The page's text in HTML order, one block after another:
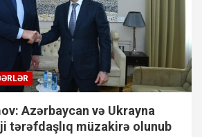
Azərbaycan və Ukrayna
tərəfdaşlıq müzakirə olunub